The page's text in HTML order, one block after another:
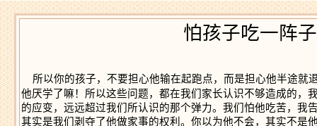
怕孩子吃一阵
所以你的孩子，不要担心他输在起跑点，而是担心他半途
他厌学了嘛！所以这些问题，都在我们家长认识不够造成的，
的应变，远远超过我们所认识的那个弹力。我们怕他吃苦，我
其实是我们剥夺了他做家事的权利。你以为他不会，其实不是